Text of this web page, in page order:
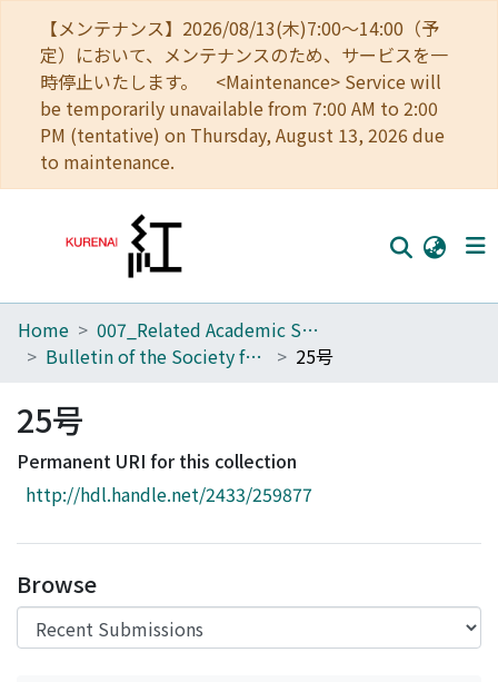
【メンテナンス】2026/08/13(木)7:00～14:00（予
定）において、メンテナンスのため、サービスを一
時停止いたします。 <Maintenance> Service will
be temporarily unavailable from 7:00 AM to 2:00
PM (tentative) on Thursday, August 13, 2026 due
to maintenance.
Home
Browse
Download Ranking
Access Statistics
Home
007_Related Academic Societies
Bulletin of the Society for Western and Southern Asiatic Studies, Kyoto University
25号
25号
Permanent URI for this collection
http://hdl.handle.net/2433/259877
Browse